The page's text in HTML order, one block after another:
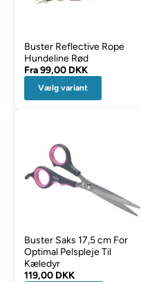
Buster Reflective Rope
Hundeline Rød
Fra99,00 DKK
Vælg variant
Buster Saks 17,5 cm For
Optimal Pelspleje Til
Kæledyr
119,00 DKK